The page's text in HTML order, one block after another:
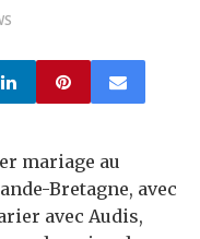
mariage au
Bretagne, avec
avec Audis,